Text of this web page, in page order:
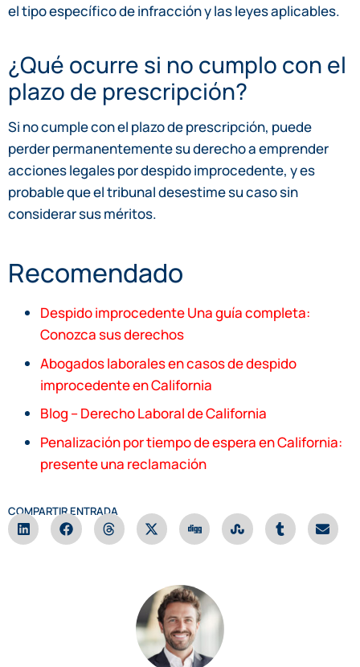
el tipo específico de infracción y las leyes aplicables.
¿Qué ocurre si no cumplo con el
plazo de prescripción?
Si no cumple con el plazo de prescripción, puede
perder permanentemente su derecho a emprender
acciones legales por despido improcedente, y es
probable que el tribunal desestime su caso sin
considerar sus méritos.
Recomendado
Despido improcedente Una guía completa:
Conozca sus derechos
Abogados laborales en casos de despido
improcedente en California
Blog – Derecho Laboral de California
Penalización por tiempo de espera en California:
presente una reclamación
COMPARTIR ENTRADA